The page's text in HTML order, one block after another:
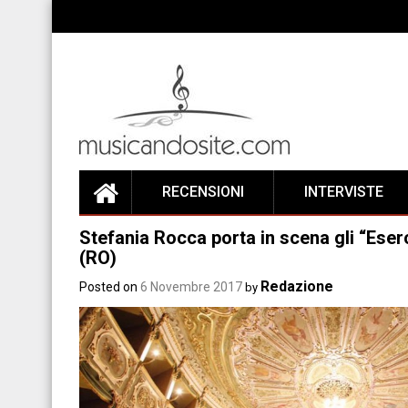
RECENSIONI INTERVISTE
Stefania Rocca porta in scena gli
(RO)
Posted on 6 Novembre 2017 by Redazione